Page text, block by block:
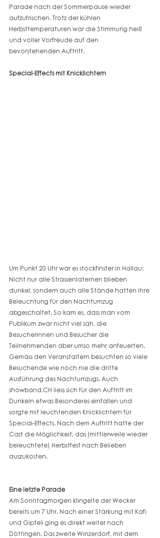
Parade nach der Sommerpause wieder
aufzufrischen. Trotz der kühlen
Herbsttemperaturen war die Stimmung heiß
und voller Vorfreude auf den
bevorstehenden Auftritt.
Special-Effects mit Knicklichtern
Um Punkt 20 Uhr war es stockfinster in Hallau:
Nicht nur alle Strassenlaternen blieben
dunkel, sondern auch alle Stände hatten ihre
Beleuchtung für den Nachtumzug
abgeschaltet. So kam es, dass man vom
Publikum zwar nicht viel sah, die
Besucherinnen und Besucher die
Teilnehmenden aber umso mehr anfeuerten.
Gemäss den Veranstaltern besuchten so viele
Besuchende wie noch nie die dritte
Ausführung des Nachtumzugs. Auch
showband.CH liess sich für den Auftritt im
Dunkeln etwas Besonderes einfallen und
sorgte mit leuchtenden Knicklichtern für
Special-Effects. Nach dem Auftritt hatte der
Cast die Möglichkeit, das (mittlerweile wieder
beleuchtete) Herbstfest nach Belieben
auszukosten.
Eine letzte Parade
Am Sonntagmorgen klingelte der Wecker
bereits um 7 Uhr. Nach einer Stärkung mit Kafi
und Gipfeli ging es direkt weiter nach
Döttingen. Das zweite Winzerdorf, mit dem